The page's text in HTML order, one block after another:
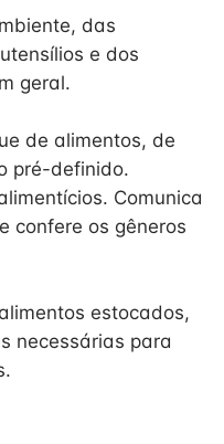
das
e dos
geral.
de alimentos, de
pré-definido.
Comunica
confere os gêneros
estocados,
necessárias para